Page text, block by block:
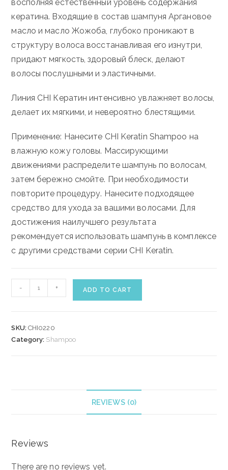
восполняя естественный уровень содержания
кератина. Входящие в состав шампуня Аргановое
масло и масло Жожоба, глубоко проникают в
структуру волоса восстанавливая его изнутри,
придают мягкость, здоровый блеск, делают
волосы послушными и эластичными.
Линия CHI Кератин интенсивно увлажняет волосы,
делает их мягкими, и невероятно блестящими.
Применение: Нанесите CHI Keratin Shampoo на
влажную кожу головы. Массирующими
движениями распределите шампунь по волосам,
затем бережно смойте. При необходимости
повторите процедуру. Нанесите подходящее
средство для ухода за вашими волосами. Для
достижения наилучшего результата
рекомендуется использовать шампунь в комплексе
с другими средствами серии CHI Keratin.
KERATIN
- + ADD TO CART
SKU: CHI0220
Category: Shampoo
REVIEWS (0)
Reviews
There are no reviews yet.